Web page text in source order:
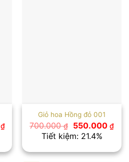
₫Giá
hiện
là:
500.000 ₫.
Giỏ hoa Hồng đỏ 001
700.000₫
Giá
gốc
là:
550.000 ₫Giá
hiện
là:
Tiết kiệm: 21.4%